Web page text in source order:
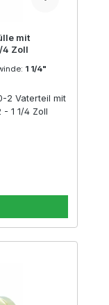
mit
4 Zoll
1 1/4"
2 Vaterteil mit
1 1/4 Zoll